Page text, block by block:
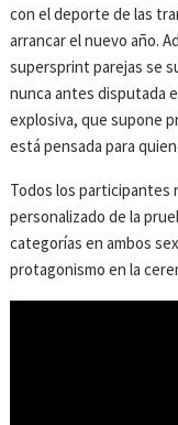
con el deporte de las
arrancar el nuevo año.
supersprint parejas se
nunca antes disputada
explosiva, que supone
está pensada para
Todos los participantes
personalizado de la
categorías en ambos
protagonismo en la